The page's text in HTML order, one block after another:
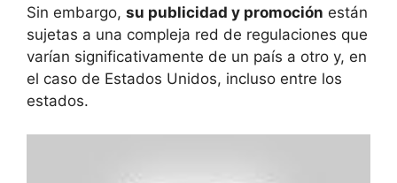
Sin embargo, su publicidad y promoción están
sujetas a una compleja red de regulaciones que
varían significativamente de un país a otro y, en
el caso de Estados Unidos, incluso entre los
estados.